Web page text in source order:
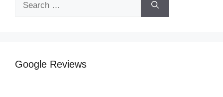
Google Reviews